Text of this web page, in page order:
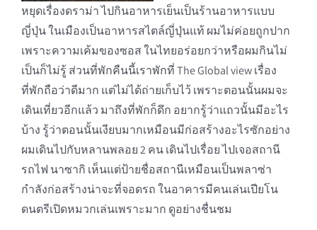
หยุดเรื่องดราม่า ไปกินอาหารเย็นเป็นร้านอาหารแบบ
ญี่ปุ่น ในเมืองเป็นอาหารสไตล์ญี่ปุ่นแท้ ผมไม่ค่อยถูกปาก
เพราะความเค้มของซอส ในไทยอร่อยกว่าหรือผมกินไม่
เป็นก็ไม่รู้ ส่วนที่พักคืนนี้เราพักที่ The Global view เรื่อง
ที่พักถือว่าดีมาก แต่ไม่ได้ถ่ายเก็บไว้ เพราะตอนนั้นผมจะ
เดินเที่ยวอีกแล้ว มาถึงที่พักก็ดึก อยากรู้ว่าแถวนั้นมีอะไร
บ้าง รู้ว่าตอนนั้นเงียบมากเหมือนมีก่อสร้างอะไรซักอย่าง
ผมเดินไปกับหลานพลอย 2 คน เดินไปเรื่อย ไปเจอสถานี
รถไฟ นาซากิ เห็นแต่ป้ายชื่อสถานีเหมือนเป็นพลาซ่า
กำลังก่อสร้างน่าจะที่จอดรถ ในอาคารมีคนเล่นเปียโน
ดนตรีเปิดหมวกเล่นเพราะมาก ดูอย่างชื่นชม